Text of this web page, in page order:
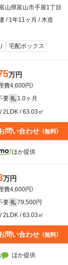
山県富山市手屋1丁目
/ 1年11ヶ月 / 木造
宅配ボックス
万円
費4,600円）
要 礼 1.0ヶ月
2LDK / 63.03㎡
問い合わせ （無料）
ほか提供
万円
費4,600円）
要 礼 79,500円
2LDK / 63.03㎡
問い合わせ （無料）
ほか提供